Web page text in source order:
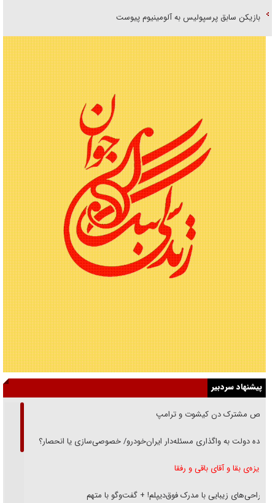
بازیکن سابق پرسپولیس به آلومینیوم پیوست
پیشنهاد سردبیر
رقص مشترک دن کیشوت و ترامپ
دنده دولت به واگذاری مسئله‌دار ایران‌خودرو/ خصوصی‌سازی یا انحصار؟
غریزه‌ی بقا و آقای باقی و رفقا
جراحی‌های زیبایی با مدرک فوق‌دیپلم! + گفت‌وگو با متهم